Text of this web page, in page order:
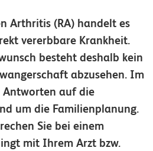
Arthritis (RA) handelt es
vererbbare Krankheit.
besteht deshalb kein
abzusehen. Im
Antworten auf die
um die Familienplanung.
Sie bei einem
mit Ihrem Arzt bzw.